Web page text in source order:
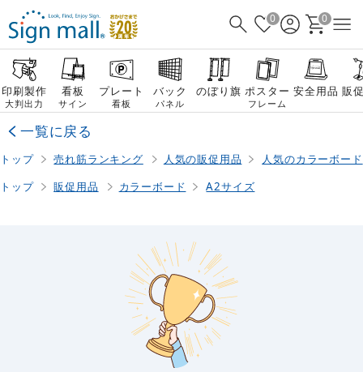
0 0
印刷製作
大判出力
看板
サイン
プレート
看板
バック
パネル
のぼり旗 ポスター
フレーム
安全用品 販
一覧に戻る
トップ 売れ筋ランキング 人気の販促用品
人気のカラーボード
トップ
販促用品 カラーボード A2サイズ